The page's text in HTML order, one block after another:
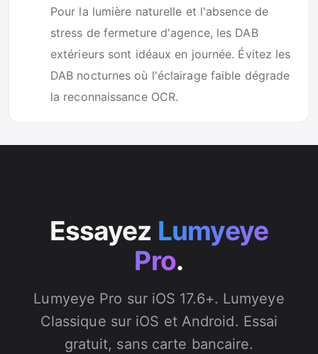
Pour la lumière naturelle et l'absence de
stress de fermeture d'agence, les DAB
extérieurs sont idéaux en journée. Évitez les
DAB nocturnes où l'éclairage faible dégrade
la reconnaissance OCR.
Essayez Lumyeye
Pro.
Lumyeye Pro sur iOS 17.6+. Lumyeye
Classique sur iOS et Android. Essai
gratuit, sans carte bancaire.